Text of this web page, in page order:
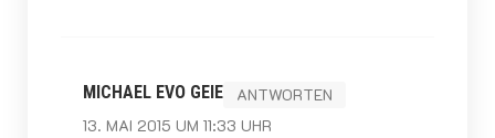
MICHAEL EVO GEIER
13. MAI 2015 UM 11:33 UHR
ANTWORTEN